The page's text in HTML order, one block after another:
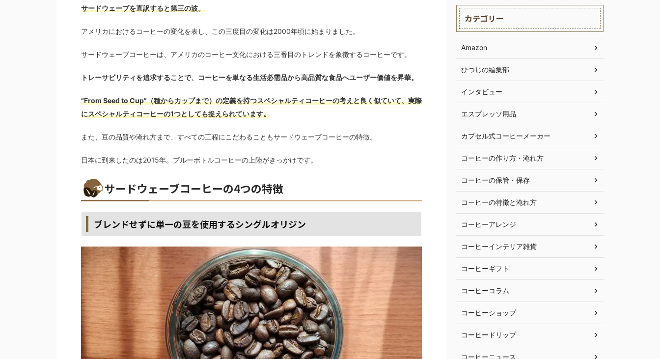
サードウェーブを直訳すると第三の波。
アメリカにおけるコーヒーの変化を表し、この三度目の変化は2000年頃に始まりました。
サードウェーブコーヒーは、アメリカのコーヒー文化における三番目のトレンドを象徴するコーヒーです。
トレーサビリティを追求することで、コーヒーを単なる生活必需品から高品質な食品へユーザー価値を昇華。
“From Seed to Cup”（種からカップまで）の定義を持つスペシャルティコーヒーの考えと良く似ていて、実際
にスペシャルティコーヒーの1つとしても捉えられています。
また、豆の品質や淹れ方まで、すべての工程にこだわることもサードウェーブコーヒーの特徴。
日本に到来したのは2015年。ブルーボトルコーヒーの上陸がきっかけです。
サードウェーブコーヒーの4つの特徴
ブレンドせずに単一の豆を使用するシングルオリジン
カテゴリー
Amazon
ひつじの編集部
インタビュー
エスプレッソ用品
カプセル式コーヒーメーカー
コーヒーの作り方・淹れ方
コーヒーの保管・保存
コーヒーの特徴と淹れ方
コーヒーアレンジ
コーヒーインテリア雑貨
コーヒーギフト
コーヒーコラム
コーヒーショップ
コーヒードリップ
コーヒーニュース